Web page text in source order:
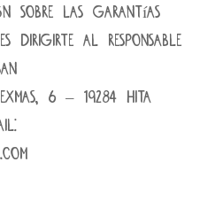
sobre las garantías
dirigirte al RESPONSABLE
6 – 19284 HITA